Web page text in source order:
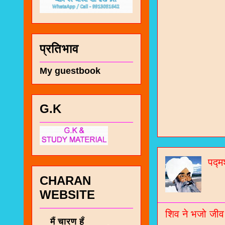
शिव ने भजो जीव
प्रतिभाव
My guestbook
G.K
CHARAN
WEBSITE
मैं चारण हूँ